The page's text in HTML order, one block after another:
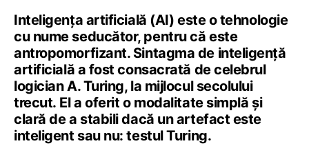
Inteligența artificială (AI) este o tehnologie
cu nume seducător, pentru că este
antropomorfizant. Sintagma de inteligență
artificială a fost consacrată de celebrul
logician A. Turing, la mijlocul secolului
trecut. El a oferit o modalitate simplă și
clară de a stabili dacă un artefact este
inteligent sau nu: testul Turing.